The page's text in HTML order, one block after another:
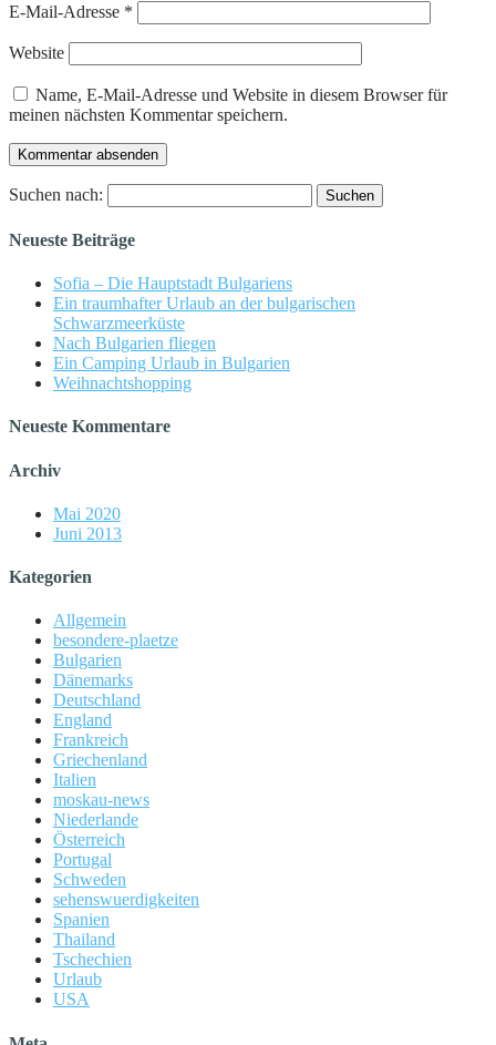
E-Mail-Adresse *
Website
Name, E-Mail-Adresse und Website in diesem Browser für
meinen nächsten Kommentar speichern.
Suchen nach:
Neueste Beiträge
Sofia – Die Hauptstadt Bulgariens
Ein traumhafter Urlaub an der bulgarischen
Schwarzmeerküste
Nach Bulgarien fliegen
Ein Camping Urlaub in Bulgarien
Weihnachtshopping
Neueste Kommentare
Archiv
Mai 2020
Juni 2013
Kategorien
Allgemein
besondere-plaetze
Bulgarien
Dänemarks
Deutschland
England
Frankreich
Griechenland
Italien
moskau-news
Niederlande
Österreich
Portugal
Schweden
sehenswuerdigkeiten
Spanien
Thailand
Tschechien
Urlaub
USA